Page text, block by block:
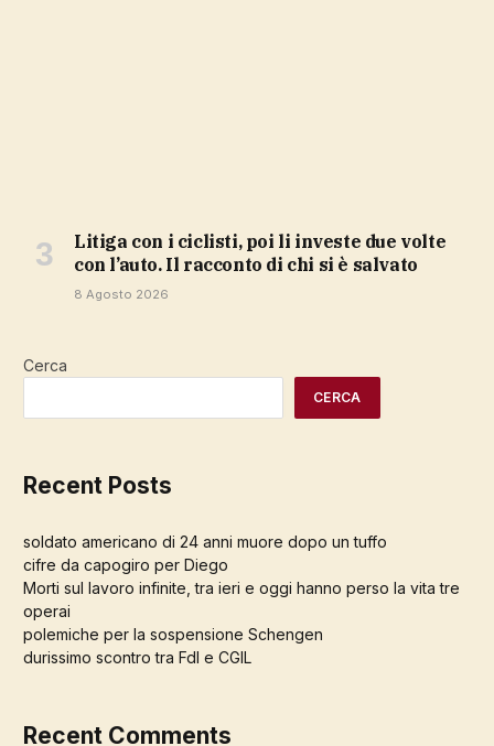
Litiga con i ciclisti, poi li investe due volte
con l’auto. Il racconto di chi si è salvato
8 Agosto 2026
Cerca
CERCA
Recent Posts
soldato americano di 24 anni muore dopo un tuffo
cifre da capogiro per Diego
Morti sul lavoro infinite, tra ieri e oggi hanno perso la vita tre
operai
polemiche per la sospensione Schengen
durissimo scontro tra FdI e CGIL
Recent Comments